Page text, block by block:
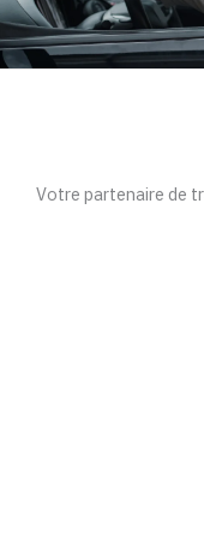
Votre partenaire de